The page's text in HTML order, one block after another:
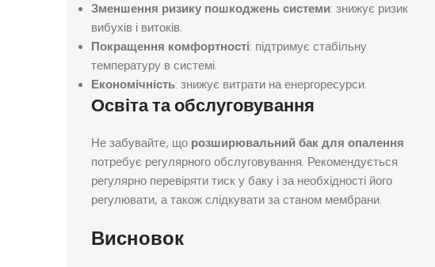
Зменшення ризику пошкоджень системи: знижує ризик
вибухів і витоків.
Покращення комфортності: підтримує стабільну
температуру в системі.
Економічність: знижує витрати на енергоресурси.
Освіта та обслуговування
Не забувайте, що розширювальний бак для опалення
потребує регулярного обслуговування. Рекомендується
регулярно перевіряти тиск у баку і за необхідності його
регулювати, а також слідкувати за станом мембрани.
Висновок